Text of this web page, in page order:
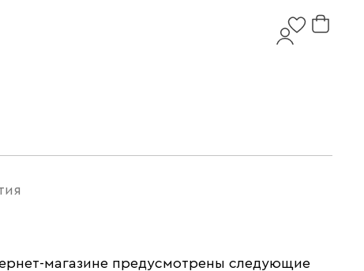
магазине предусмотрены следующие